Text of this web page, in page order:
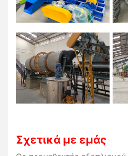
Σχετικά με εμάς